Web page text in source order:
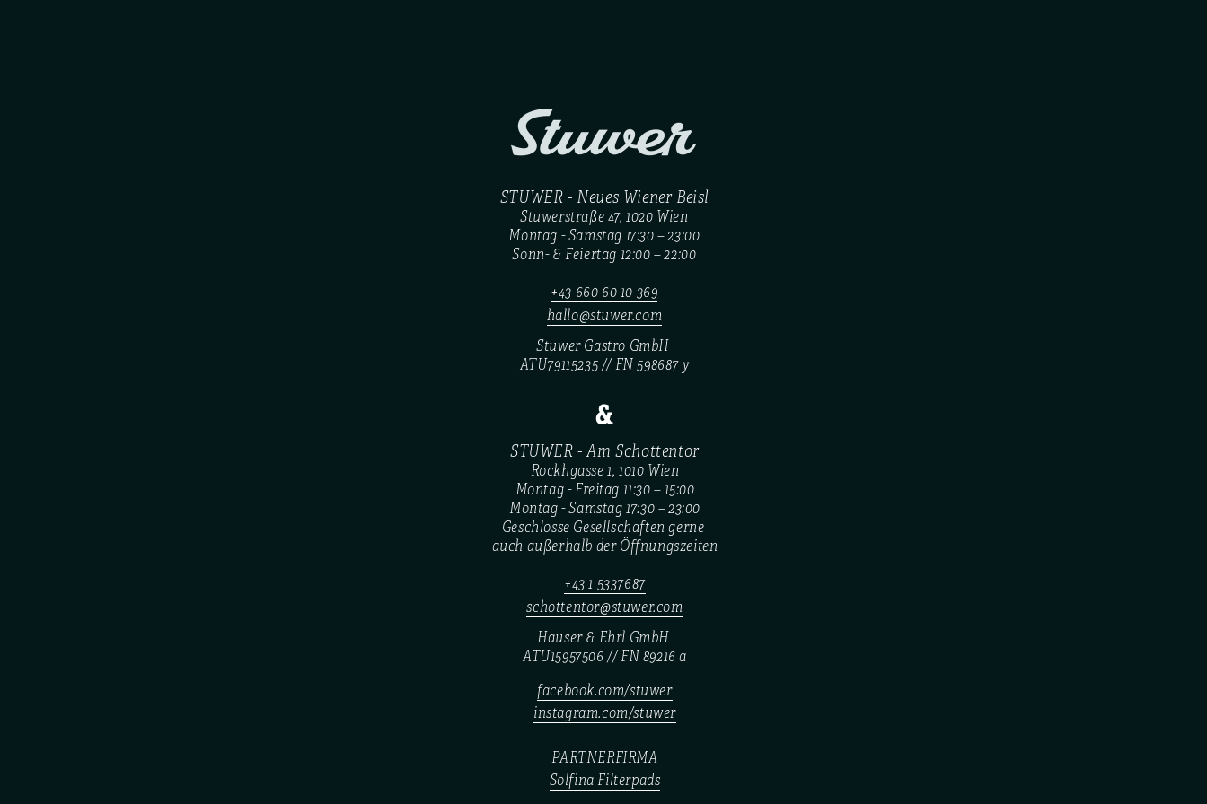
STUWER - Neues Wiener Beisl
Stuwerstraße 47, 1020 Wien
Montag - Samstag 17:30 – 23:00
Sonn- & Feiertag 12:00 – 22:00
+43 660 60 10 369
hallo@stuwer.com
Stuwer Gastro GmbH
ATU79115235 // FN 598687 y
&
STUWER - Am Schottentor
Rockhgasse 1, 1010 Wien
Montag - Freitag 11:30 – 15:00
Montag - Samstag 17:30 – 23:00
Geschlosse Gesellschaften gerne
auch außerhalb der Öffnungszeiten
+43 1 5337687
schottentor@stuwer.com
Hauser & Ehrl GmbH
ATU15957506 // FN 89216 a
facebook.com/stuwer
instagram.com/stuwer
PARTNERFIRMA
Solfina Filterpads